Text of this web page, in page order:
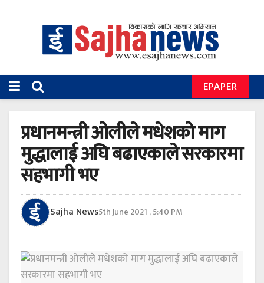
EPAPER
प्रधानमन्त्री ओलीले मधेशको माग
मुद्धालाई अघि बढाएकाले सरकारमा
सहभागी भए
Sajha News5th June 2021 , 5:40 PM